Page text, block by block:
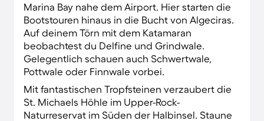
Marina Bay nahe dem Airport. Hier starten die
Bootstouren hinaus in die Bucht von Algeciras.
Auf deinem Törn mit dem Katamaran
beobachtest du Delfine und Grindwale.
Gelegentlich schauen auch Schwertwale,
Pottwale oder Finnwale vorbei.
Mit fantastischen Tropfsteinen verzaubert die
St. Michaels Höhle im Upper-Rock-
Naturreservat im Süden der Halbinsel. Staune